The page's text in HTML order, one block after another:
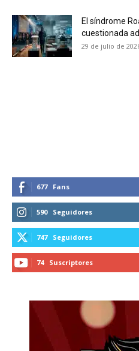
No te
últimas
tobacco harm
El síndrome
cuestionada
29 de julio de
677 Fans
590 Seguidores
747 Seguidores
74 Suscriptores